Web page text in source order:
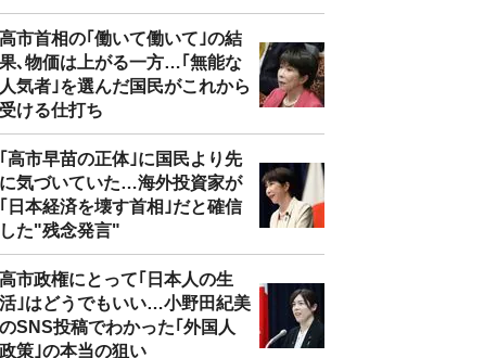
高市首相の｢働いて働いて｣の結
果､物価は上がる一方…｢無能な
人気者｣を選んだ国民がこれから
受ける仕打ち
｢高市早苗の正体｣に国民より先
に気づいていた…海外投資家が
｢日本経済を壊す首相｣だと確信
した"残念発言"
高市政権にとって｢日本人の生
活｣はどうでもいい…小野田紀美
のSNS投稿でわかった｢外国人
政策｣の本当の狙い